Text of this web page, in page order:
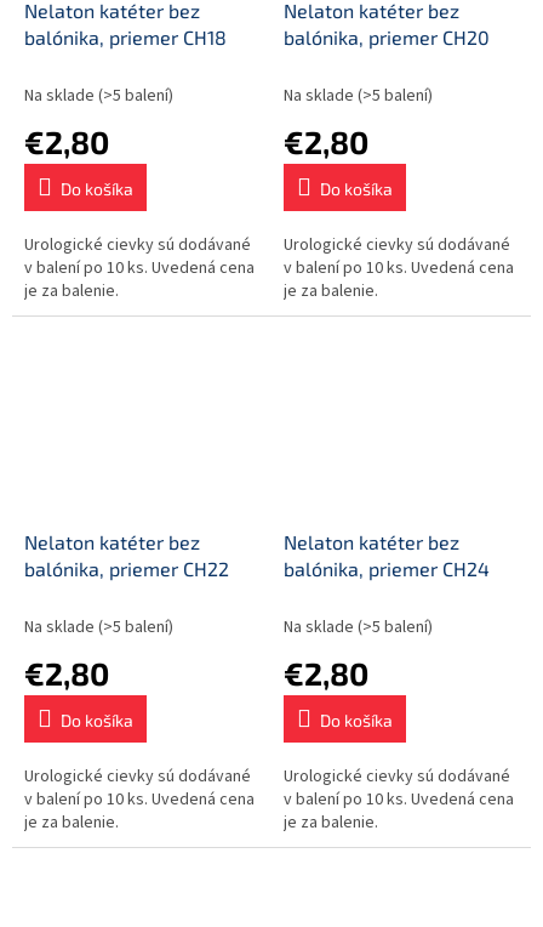
Nelaton katéter bez
balónika, priemer CH18
Na sklade (>5 balení)
€2,80
Do košíka
Urologické cievky sú dodávané
v balení po 10 ks. Uvedená cena
je za balenie.
Nelaton katéter bez
balónika, priemer CH20
Na sklade (>5 balení)
€2,80
Do košíka
Urologické cievky sú dodávané
v balení po 10 ks. Uvedená cena
je za balenie.
Nelaton katéter bez
balónika, priemer CH22
Na sklade (>5 balení)
€2,80
Do košíka
Urologické cievky sú dodávané
v balení po 10 ks. Uvedená cena
je za balenie.
Nelaton katéter bez
balónika, priemer CH24
Na sklade (>5 balení)
€2,80
Do košíka
Urologické cievky sú dodávané
v balení po 10 ks. Uvedená cena
je za balenie.